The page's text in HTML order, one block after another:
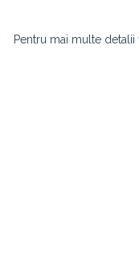
Pentru mai multe